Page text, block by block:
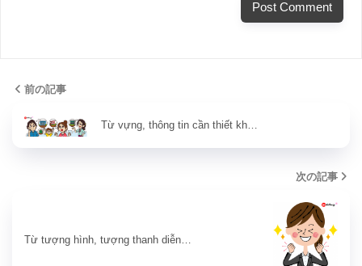
前の記事
Từ vựng, thông tin cần thiết kh…
次の記事
Từ tượng hình, tượng thanh diễn…